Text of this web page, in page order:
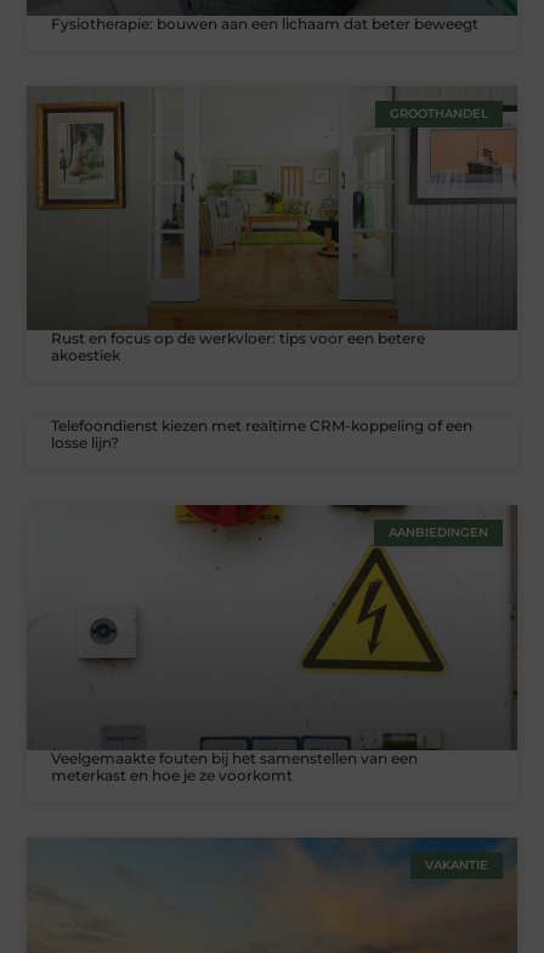
Fysiotherapie: bouwen aan een lichaam dat beter beweegt
GROOTHANDEL
Rust en focus op de werkvloer: tips voor een betere
akoestiek
Telefoondienst kiezen met realtime CRM-koppeling of een
losse lijn?
AANBIEDINGEN
Veelgemaakte fouten bij het samenstellen van een
meterkast en hoe je ze voorkomt
VAKANTIE